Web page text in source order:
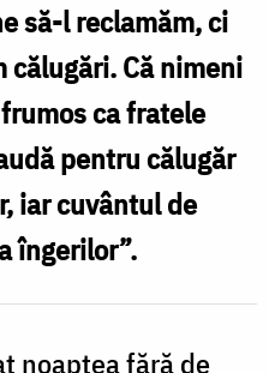
să-l reclamăm, ci
călugări. Că nimeni
ca fratele
pentru călugăr
iar cuvântul de
îngerilor”.
noaptea fără de